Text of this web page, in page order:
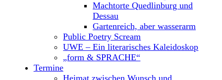
Machtorte Quedlinburg und
Dessau
Gartenreich, aber wasserarm
Public Poetry Scream
UWE – Ein literarisches Kaleidoskop
„form & SPRACHE“
Termine
Heimat zwischen Wunsch und